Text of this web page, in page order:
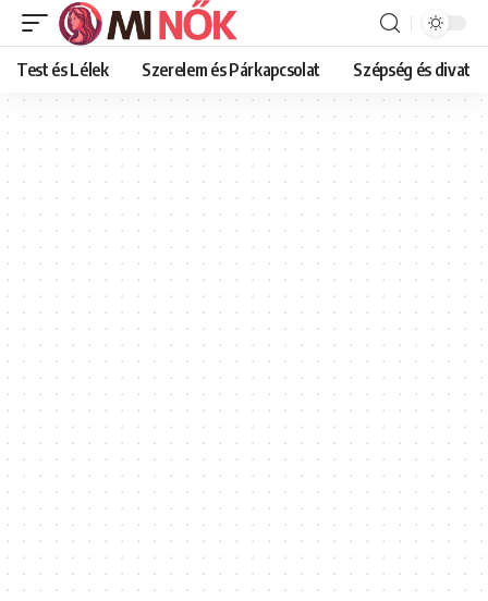
Test és Lélek Szerelem és Párkapcsolat Szépség és divat